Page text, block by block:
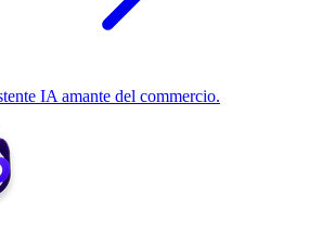
IA amante del commercio.